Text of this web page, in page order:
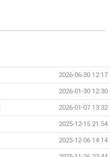
2026-06-30 12:17
2026-01-30 12:30
2026-01-07 13:32
2025-12-15 21:54
2025-12-06 14:14